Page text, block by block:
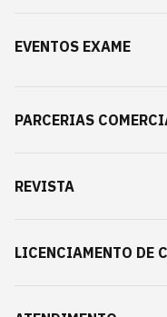
EVENTOS EXAME
PARCERIAS
REVISTA
LICENCIAMENTO DE